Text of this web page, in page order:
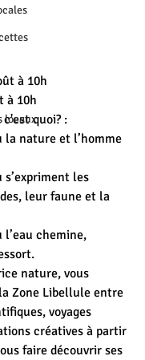
locaux
à 10h
à 10h
quoi? :
la nature et l’homme
s’expriment les
leur faune et la
l’eau chemine,
nature, vous
Zone Libellule entre
voyages
créatives à partir
faire découvrir ses